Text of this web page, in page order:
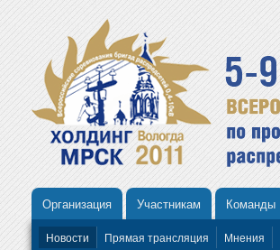
Организация Участникам Команды
Новости Прямая трансляция Мнения